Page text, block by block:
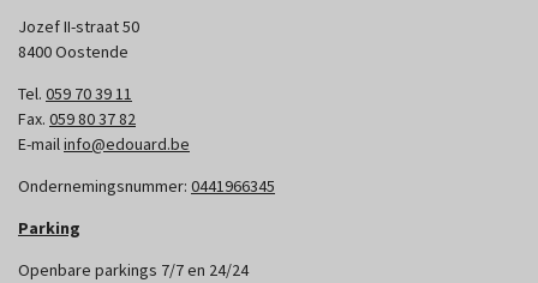
Jozef II-straat 50
8400 Oostende
Tel. 059 70 39 11
Fax. 059 80 37 82
E-mailinfo@edouard.be
Ondernemingsnummer: 0441966345
Parking
Openbare parkings 7/7 en 24/24